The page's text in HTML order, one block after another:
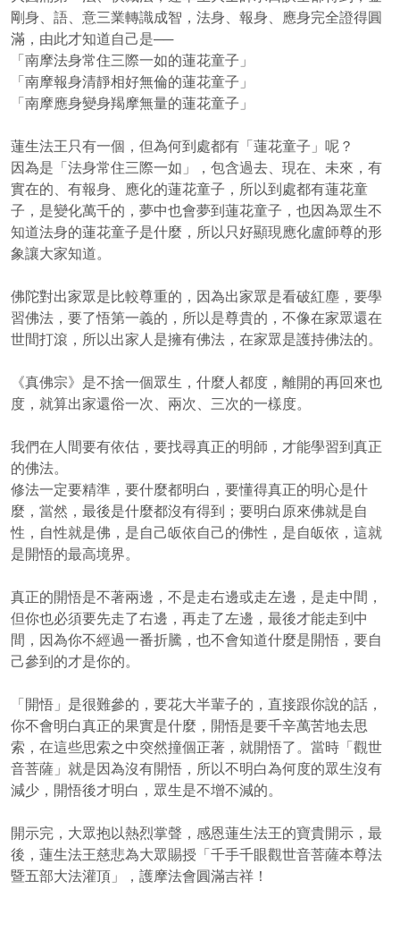
剛身、語、意三業轉識成智，法身、報身、應身完全證得圓
滿，由此才知道自己是──
「南摩法身常住三際一如的蓮花童子」
「南摩報身清靜相好無倫的蓮花童子」
「南摩應身變身羯摩無量的蓮花童子」
蓮生法王只有一個，但為何到處都有「蓮花童子」呢？
因為是「法身常住三際一如」，包含過去、現在、未來，有
實在的、有報身、應化的蓮花童子，所以到處都有蓮花童
子，是變化萬千的，夢中也會夢到蓮花童子，也因為眾生不
知道法身的蓮花童子是什麼，所以只好顯現應化盧師尊的形
象讓大家知道。
佛陀對出家眾是比較尊重的，因為出家眾是看破紅塵，要學
習佛法，要了悟第一義的，所以是尊貴的，不像在家眾還在
世間打滾，所以出家人是擁有佛法，在家眾是護持佛法的。
《真佛宗》是不捨一個眾生，什麼人都度，離開的再回來也
度，就算出家還俗一次、兩次、三次的一樣度。
我們在人間要有依估，要找尋真正的明師，才能學習到真正
的佛法。
修法一定要精準，要什麼都明白，要懂得真正的明心是什
麼，當然，最後是什麼都沒有得到；要明白原來佛就是自
性，自性就是佛，是自己皈依自己的佛性，是自皈依，這就
是開悟的最高境界。
真正的開悟是不著兩邊，不是走右邊或走左邊，是走中間，
但你也必須要先走了右邊，再走了左邊，最後才能走到中
間，因為你不經過一番折騰，也不會知道什麼是開悟，要自
己參到的才是你的。
「開悟」是很難參的，要花大半輩子的，直接跟你說的話，
你不會明白真正的果實是什麼，開悟是要千辛萬苦地去思
索，在這些思索之中突然撞個正著，就開悟了。當時「觀世
音菩薩」就是因為沒有開悟，所以不明白為何度的眾生沒有
減少，開悟後才明白，眾生是不增不減的。
開示完，大眾抱以熱烈掌聲，感恩蓮生法王的寶貴開示，最
後，蓮生法王慈悲為大眾賜授「千手千眼觀世音菩薩本尊法
暨五部大法灌頂」，護摩法會圓滿吉祥！